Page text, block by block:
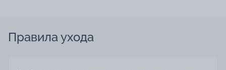
Правила ухода